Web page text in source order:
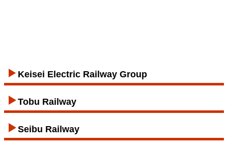
Keisei Electric Railway Group
Tobu Railway
Seibu Railway